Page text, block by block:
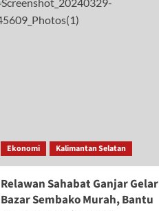
Tengah
Pimpin
Pernikahan
Ekonomi Kalimantan Selatan
Relawan Sahabat Ganjar Gelar
Bazar Sembako Murah, Bantu